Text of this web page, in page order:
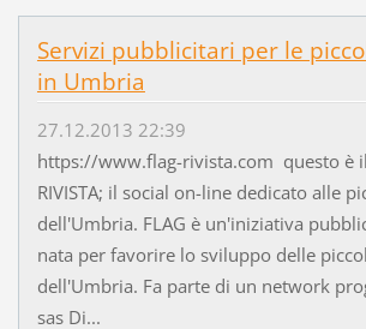
Servizi pubblicitari per le
in Umbria
27.12.2013 22:39
https://www.flag-rivista.com questo è
RIVISTA; il social on-line dedicato alle
dell'Umbria. FLAG è un'iniziativa
nata per favorire lo sviluppo delle
dell'Umbria. Fa parte di un network
sas Di...